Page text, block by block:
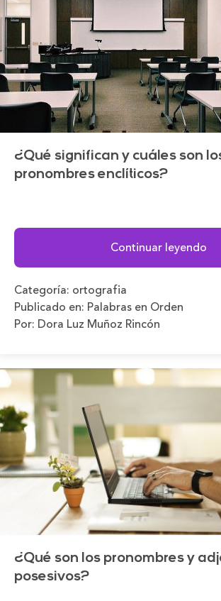
¿Qué significan y cuáles son
pronombres enclíticos?
Continuar leyendo
Categoría: ortografia
Publicado en: Palabras en Orden
Por: Dora Luz Muñoz Rincón
¿Qué son los pronombres y
posesivos?